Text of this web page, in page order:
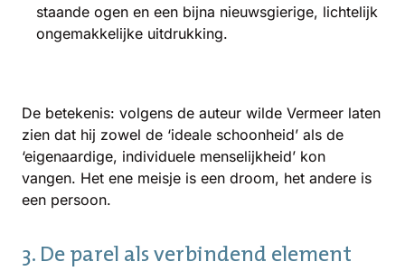
staande ogen en een bijna nieuwsgierige, lichtelijk
ongemakkelijke uitdrukking.
De betekenis: volgens de auteur wilde Vermeer laten
zien dat hij zowel de ‘ideale schoonheid’ als de
‘eigenaardige, individuele menselijkheid’ kon
vangen. Het ene meisje is een droom, het andere is
een persoon.
3. De parel als verbindend element